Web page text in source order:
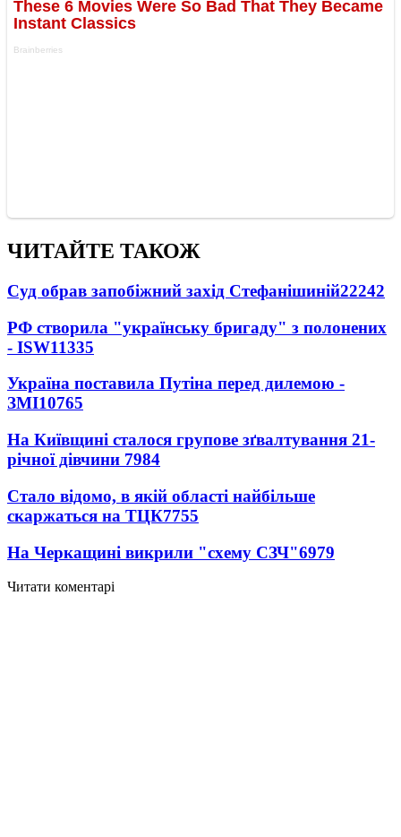
ЧИТАЙТЕ ТАКОЖ
Суд обрав запобіжний захід Стефанішиній22242
РФ створила "українську бригаду" з полонених
- ISW11335
Україна поставила Путіна перед дилемою -
ЗМІ10765
На Київщині сталося групове зґвалтування 21-
річної дівчини 7984
Стало відомо, в якій області найбільше
скаржаться на ТЦК7755
На Черкащині викрили "схему СЗЧ"6979
Читати коментарі